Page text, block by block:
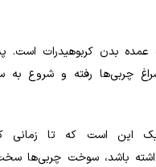
بدن کربوهیدرات است.
چربی‌ها رفته و شروع به
این است که تا زمانی
داشته باشد، سوخت چربی‌ها